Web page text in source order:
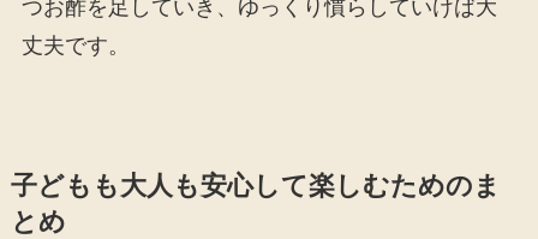
つお酢を足していき、ゆっくり慣らしていけば大
丈夫です。
子どもも大人も安心して楽しむためのま
とめ